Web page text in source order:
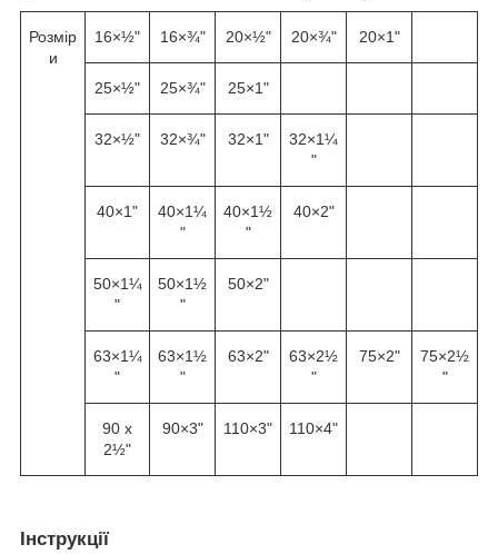
Розмір
и
16×½" 16×¾" 20×½" 20×¾" 20×1"
25×½" 25×¾" 25×1"
32×½" 32×¾" 32×1"
32×1¼
"
40×1"
40×1¼
"
40×1½
"
40×2"
50×1¼
"
50×1½
"
50×2"
63×1¼
"
63×1½
"
63×2"
63×2½
"
75×2"
75×2½
"
90 x
2½"
90×3" 110×3" 110×4"
Інструкції